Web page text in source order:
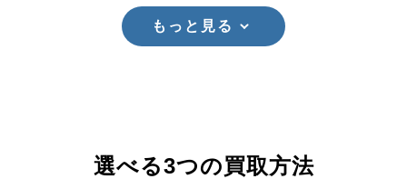
もっと見る
選べる3つの買取方法